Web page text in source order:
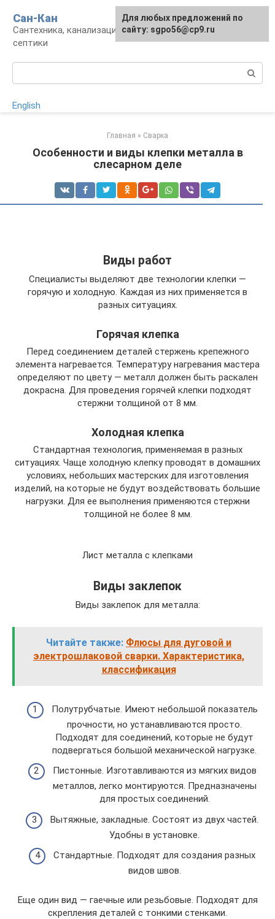
контенту
Сан-Кан
Сантехника, канализация, водопровод,
септики
English
Главная » Сварка
Особенности и виды клепки металла в
слесарном деле
Виды работ
Специалисты выделяют две технологии клепки —
горячую и холодную. Каждая из них применяется в
разных ситуациях.
Горячая клепка
Перед соединением деталей стержень крепежного
элемента нагревается. Температуру нагревания мастера
определяют по цвету — металл должен быть раскален
докрасна. Для проведения горячей клепки подходят
стержни толщиной от 8 мм.
Холодная клепка
Стандартная технология, применяемая в разных
ситуациях. Чаще холодную клепку проводят в домашних
условиях, небольших мастерских для изготовления
изделий, на которые не будут воздействовать большие
нагрузки. Для ее выполнения применяются стержни
толщиной не более 8 мм.
Лист металла с клепками
Виды заклепок
Виды заклепок для металла:
Читайте также: Флюсы для дуговой и
электрошлаковой сварки. Характеристика,
классификация
Полутрубчатые. Имеют небольшой показатель
прочности, но устанавливаются просто.
Подходят для соединений, которые не будут
подвергаться большой механической нагрузке.
Пистонные. Изготавливаются из мягких видов
металлов, легко монтируются. Предназначены
для простых соединений.
Вытяжные, закладные. Состоят из двух частей.
Удобны в установке.
Стандартные. Подходят для создания разных
видов швов.
Еще один вид — гаечные или резьбовые. Подходят для
скрепления деталей с тонкими стенками.
Для любых предложений по
сайту: sgpo56@cp9.ru